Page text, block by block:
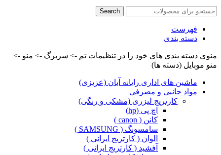
Search
فهرست
دسته بندی
منوی دسته بندی های خود را در تنظیمات تم -> سربرگ -> منو ->
منو موبایل (دسته ها)
ماشین های اداری رایانه آبان (عزیزی)
مواد جانبی و مصرفی
کارتریج لیزری (مشکی و رنگی)
اچ پی (hp)
کانن ( canon )
سامسونگ ( SAMSUNG )
الوان ( کارتریج ایرانی )
آفشید ( کارتریج ایرانی )